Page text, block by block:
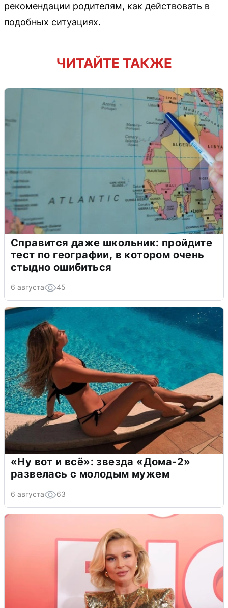
рекомендации родителям, как действовать в
подобных ситуациях.
ЧИТАЙТЕ ТАКЖЕ
Справится даже школьник: пройдите
тест по географии, в котором очень
стыдно ошибиться
6 августа 45
«Ну вот и всё»: звезда «Дома-2»
развелась с молодым мужем
6 августа 63